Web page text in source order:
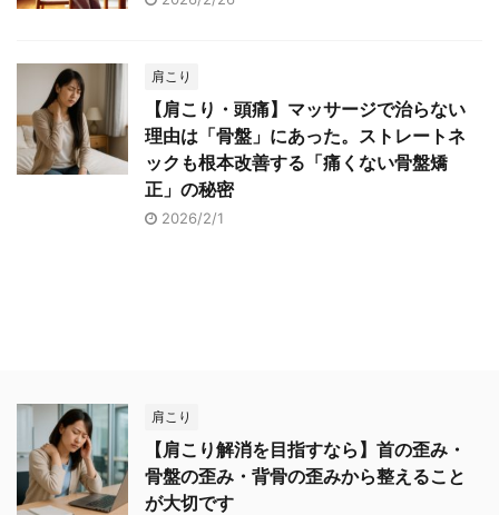
肩こり
【肩こり・頭痛】マッサージで治らない
理由は「骨盤」にあった。ストレートネ
ックも根本改善する「痛くない骨盤矯
正」の秘密
2026/2/1
肩こり
【肩こり解消を目指すなら】首の歪み・
骨盤の歪み・背骨の歪みから整えること
が大切です